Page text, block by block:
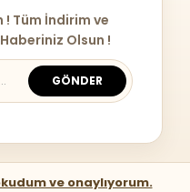
! Tüm İndirim ve
Olsun !
GÖNDER
ve onaylıyorum.